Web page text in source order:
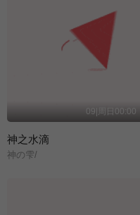
09|周日00:00
神之水滴
神の雫/